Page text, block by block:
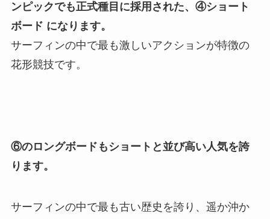
ンピックでも正式種目に採用された、④ショート
ボード になります。
サーフィンの中で最も激しいアクションが特徴の
花形競技です。
⑥のロングボードもショートと並び高い人気を誇
ります。
サーフィンの中で最も古い歴史を誇り、遥か沖か